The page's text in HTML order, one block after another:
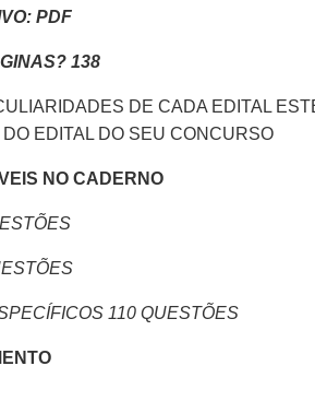
PDF
138
DE CADA EDITAL
EDITAL DO SEU CONCURSO
NO CADERNO
110 QUESTÕES